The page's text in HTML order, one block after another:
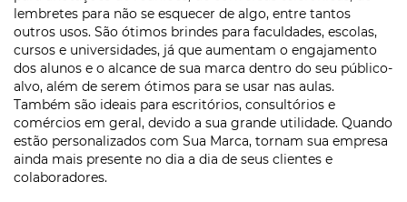
lembretes para não se esquecer de algo, entre tantos
outros usos. São ótimos brindes para faculdades, escolas,
cursos e universidades, já que aumentam o engajamento
dos alunos e o alcance de sua marca dentro do seu público-
alvo, além de serem ótimos para se usar nas aulas.
Também são ideais para escritórios, consultórios e
comércios em geral, devido a sua grande utilidade. Quando
estão personalizados com Sua Marca, tornam sua empresa
ainda mais presente no dia a dia de seus clientes e
colaboradores.